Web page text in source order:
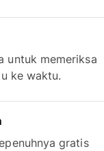
untuk memeriksa
ke waktu.
gratis